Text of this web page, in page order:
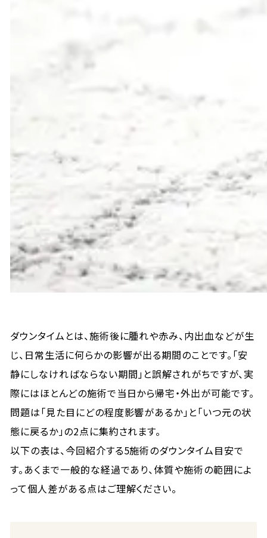
ダウンタイムとは、施術後に腫れや赤み、内出血などが生
じ、日常生活に何らかの影響が出る期間のことです。「安
静にしなければならない期間」と誤解されがちですが、実
際にはほとんどの施術で当日から帰宅・外出が可能です。
問題は「見た目にどの程度影響があるか」と「いつ元の状
態に戻るか」の2点に集約されます。
以下の表は、今回紹介する5施術のダウンタイム目安で
す。あくまで一般的な経過であり、体質や施術の範囲によ
って個人差がある点はご理解ください。